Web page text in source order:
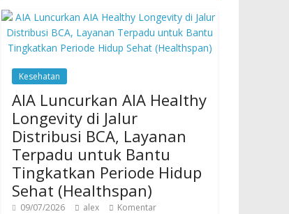
Kesehatan
AIA Luncurkan AIA Healthy
Longevity di Jalur
Distribusi BCA, Layanan
Terpadu untuk Bantu
Tingkatkan Periode Hidup
Sehat (Healthspan)
09/07/2026 alex
Komentar